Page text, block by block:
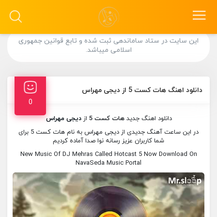
این سایت در ستاد ساماندهی ثبت شده و تابع قوانین جمهوری
اسلامی میباشد.
دانلود اهنگ هات کست 5 از دیجی مهراس
0
دانلود اهنگ جدید هات کست 5 از دیجی مهراس
در این ساعت آهنگ جدیدی از دیجی مهراس به نام هات کست 5 برای
شما کاربران عزیز رسانه نوا صدا آماده کردیم
New Music Of DJ Mehras Called Hotcast 5 Now Download On
NavaSeda Music Portal